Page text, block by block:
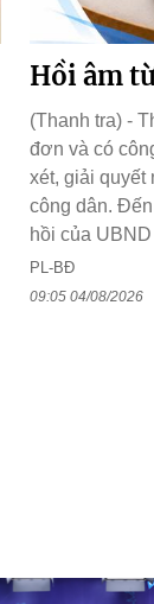
Hồi âm
(Thanh tra) -
đơn và có
xét, giải quyết
công dân.
hồi của
PL-BĐ
09:05 04/08/2026